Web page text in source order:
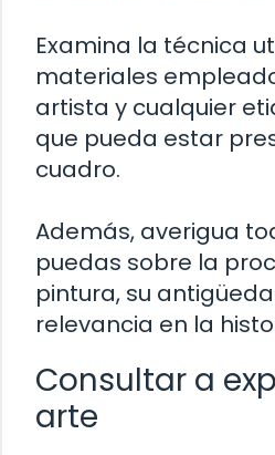
Examina la técnica
materiales
artista y cualquier
que pueda estar
cuadro.
Además, averigua
puedas sobre la
pintura, su
relevancia en la
Consultar a
arte